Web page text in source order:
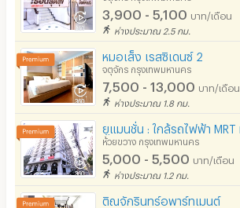
3,900 - 5,100 บาท/เดือน
ห่างประมาณ 2.5 กม.
หมอเส็ง เรสซิเดนซ์ 2
จตุจักร กรุงเทพมหานคร
7,500 - 13,000 บาท/เดือน
ห่างประมาณ 1.8 กม.
ห้วยขวาง กรุงเทพมหานคร
5,000 - 5,500 บาท/เดือน
ห่างประมาณ 1.2 กม.
ติณจักรินทร์อพาร์ทเมนต์